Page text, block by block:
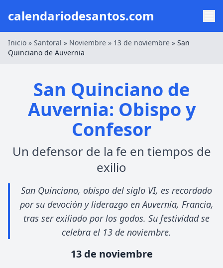
calendariodesantos.com
Inicio » Santoral » Noviembre » 13 de noviembre » San
Quinciano de Auvernia
San Quinciano de
Auvernia: Obispo y
Confesor
Un defensor de la fe en tiempos de
exilio
San Quinciano, obispo del siglo VI, es recordado
por su devoción y liderazgo en Auvernia, Francia,
tras ser exiliado por los godos. Su festividad se
celebra el 13 de noviembre.
13 de noviembre